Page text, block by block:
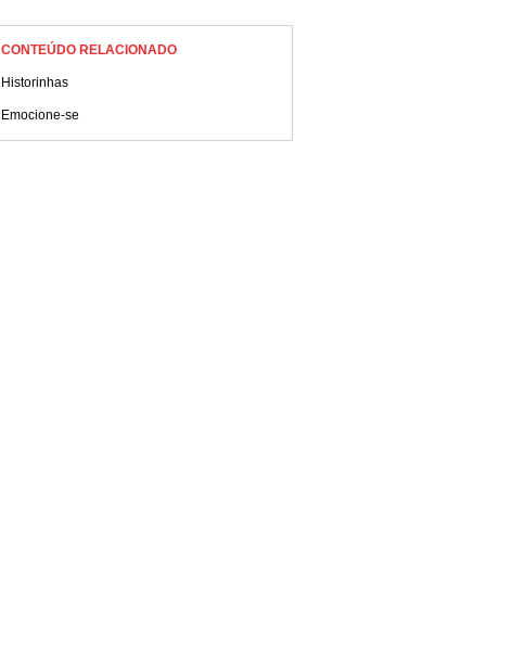
CONTEÚDO RELACIONADO
Historinhas
Emocione-se